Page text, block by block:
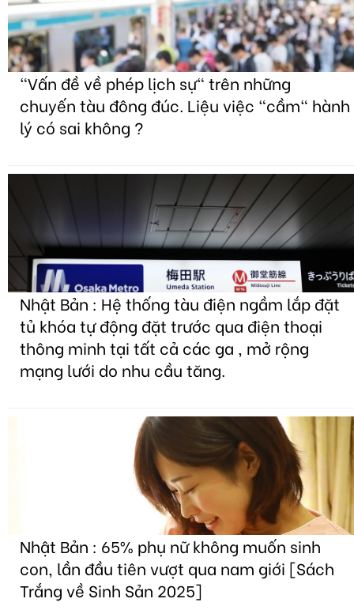
"Vấn đề về phép lịch sự" trên những
chuyến tàu đông đúc. Liệu việc "cầm" hành
lý có sai không ?
Nhật Bản : Hệ thống tàu điện ngầm lắp đặt
tủ khóa tự động đặt trước qua điện thoại
thông minh tại tất cả các ga , mở rộng
mạng lưới do nhu cầu tăng.
Nhật Bản : 65% phụ nữ không muốn sinh
con, lần đầu tiên vượt qua nam giới [Sách
Trắng về Sinh Sản 2025]